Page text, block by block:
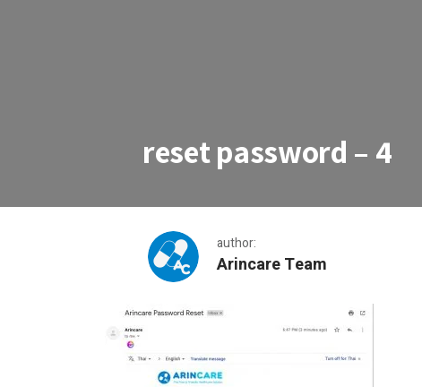
reset password – 4
author:
Arincare Team
reset password – 4